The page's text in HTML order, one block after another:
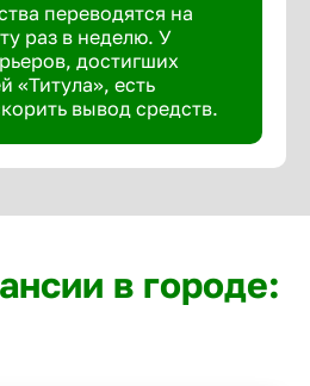
переводятся на
раз в неделю. У
достигших
«Титула», есть
вывод средств.
в городе: